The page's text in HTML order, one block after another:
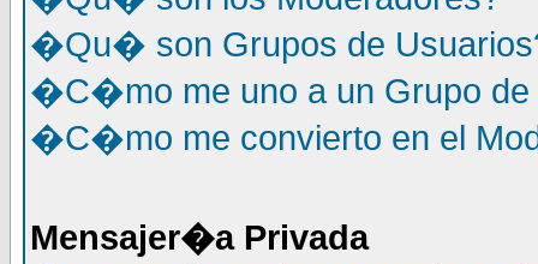
�Qu� son Grupos de
�C�mo me uno a un Grupo de
�C�mo me convierto en el
Mensajer�a Privada